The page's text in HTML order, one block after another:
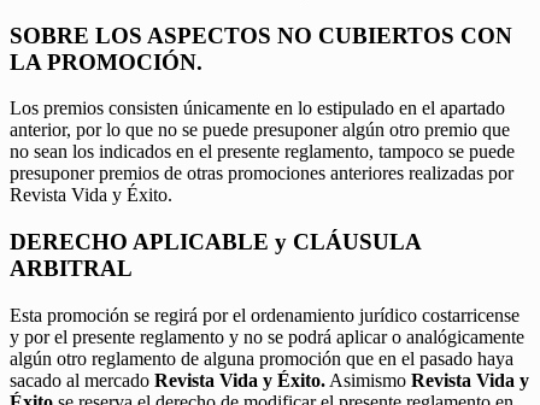
SOBRE LOS ASPECTOS NO CUBIERTOS CON
LA PROMOCIÓN.
Los premios consisten únicamente en lo estipulado en el apartado
anterior, por lo que no se puede presuponer algún otro premio que
no sean los indicados en el presente reglamento, tampoco se puede
presuponer premios de otras promociones anteriores realizadas por
Revista Vida y Éxito.
DERECHO APLICABLE y CLÁUSULA
ARBITRAL
Esta promoción se regirá por el ordenamiento jurídico costarricense
y por el presente reglamento y no se podrá aplicar o analógicamente
algún otro reglamento de alguna promoción que en el pasado haya
sacado al mercado Revista Vida y Éxito. Asimismo Revista Vida y